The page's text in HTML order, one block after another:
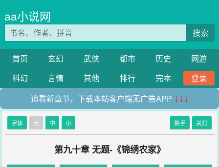
aa小说网
搜索
首页 玄幻 武侠 都市 历史
网游
科幻
言情 其他 排行 完本
登录
追看新章节，下载本站客户端无广告APP ↓↓↓
字体 大 中 小 换手 关灯
第九十章 无题-《锦绣农家》